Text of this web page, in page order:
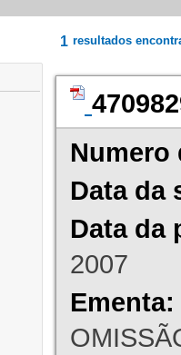
1 resultados
Numero
Data da
Data da
2007
Ementa: